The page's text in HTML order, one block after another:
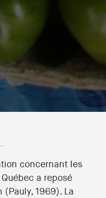
concernant les
a reposé
1969). La